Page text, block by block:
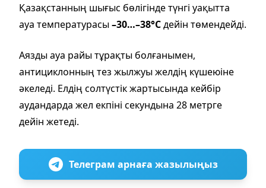
Қазақстанның шығыс бөлігінде түнгі уақытта
ауа температурасы–30…–38°Cдейін төмендейді.
Аязды ауа райы тұрақты болғанымен,
антициклонның тез жылжуы желдің күшеюіне
әкеледі. Елдің солтүстік жартысында кейбір
аудандарда жел екпіні секундына 28 метрге
дейін жетеді.
Телеграм арнаға жазылыңыз